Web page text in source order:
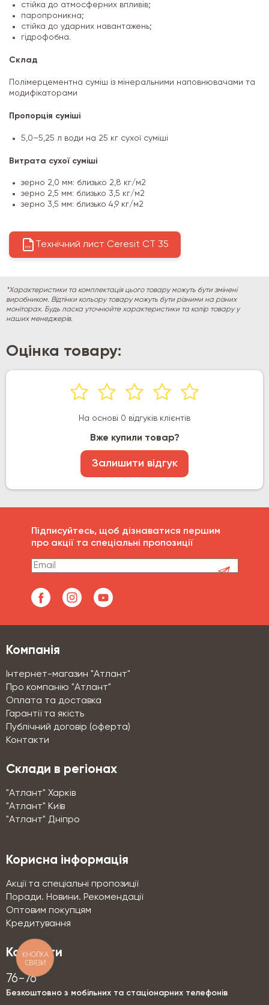
стійка до атмосферних впливів;
паропроникна;
стійка до ударних навантажень;
гідрофобна.
Склад
Полімерцементна суміш із мінеральними наповнювачами та
модифікаторами
Пропорція суміші
5,0–5,25 л води на 25 кг сухої суміші
Витрата сухої суміші
зерно 2,0 мм: близько 2,8 кг/м2
зерно 2,5 мм: близько 3,5 кг/м2
зерно 3,5 мм: близько 4,9 кг/м2
PDF Технічний лист Ceresit CT 35
*Характеристики та комплектація цього товару можуть бути змінені
виробником. Відтінки кольору товару можуть бути різними на різних
моніторах. Будь ласка уточнюйте характеристики та колір товару у
наших менеджерів.
Оцінка товару:
На основі 0 відгуків клієнтів
Вже купили товар?
Залишити відгук
Підписуйтесь, щоб дізнаватися першим
про акції та спеціальні пропозиції
Компанія
Інтернет-магазин "Атлант"
Про компанію "Атлант"
Оплата та доставка
Гарантії та якість
Публічний договір (оферта)
Контакти
Склади в регіонах
"Атлант" Харків
"Атлант" Київ
"Атлант" Дніпро
Корисна інформація
Акції та спеціальні пропозиції
Поради. Новини. Рекомендації
Оптовим покупцям
Кредитування
Контакти
76-76
Безкоштовно з мобільних та стаціонарних телефонів
КНОПКА
СВЯЗИ